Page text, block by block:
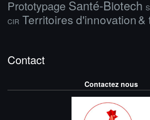
Prototypage Santé-Biotech
CIR Territoires d'innovation &
Contact
Contactez nous